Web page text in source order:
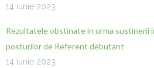
14 iunie 2023
Rezultatele obstinate in urma sustinerii
posturilor de Referent debutant
14 iunie 2023